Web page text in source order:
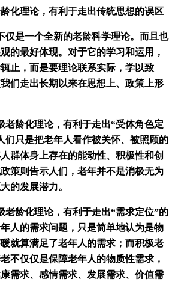
化理论，有利于走出传统思想的误区
仅是一个全新的老龄科学理论。而且也
的最好体现。对于它的学习和运用，
止，而是要理论联系实际，学以致
们走出长期以来在思想上、政策上形
老龄化理论，有利于走出“受体角色定
们只是把老年人看作被关怀、被照顾的
群体身上存在的能动性、积极性和创
策则告示人们，老年并不是消极无为
的发展潜力。
老龄化理论，有利于走出“需求定位”的
人的需求问题，只是简单地认为是物
就算满足了老年人的需求；而积极老
不仅仅是保障老年人的物质性需求，
需求、感情需求、发展需求、价值需